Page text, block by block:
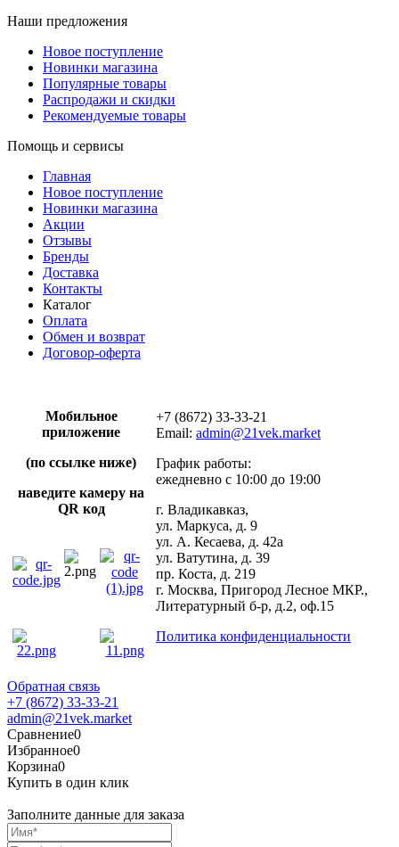
Наши предложения
Новое поступление
Новинки магазина
Популярные товары
Распродажи и скидки
Рекомендуемые товары
Помощь и сервисы
Главная
Новое поступление
Новинки магазина
Акции
Отзывы
Бренды
Доставка
Контакты
Каталог
Оплата
Обмен и возврат
Договор-оферта
Мобильное
приложение
(по ссылке ниже)
наведите камеру на
QR код
+7 (8672) 33-33-21
Email: admin@21vek.market
График работы:
ежедневно с 10:00 до 19:00
г. Владикавказ,
ул. Маркуса, д. 9
ул. А. Кесаева, д. 42а
ул. Ватутина, д. 39
пр. Коста, д. 219
г. Москва, Пригород Лесное МКР.,
Литературный б-р, д.2, оф.15
Политика конфиденциальности
Обратная связь
+7 (8672) 33-33-21
admin@21vek.market
Сравнение0
Избранное0
Корзина0
Купить в один клик
Заполните данные для заказа